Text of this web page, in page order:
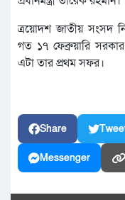
ত্রয়োদশ জাতীয় সংসদ
গত ১৭ ফেব্রুয়ারি সরকার
এটা তার প্রথম সফর।
Share
Messenger